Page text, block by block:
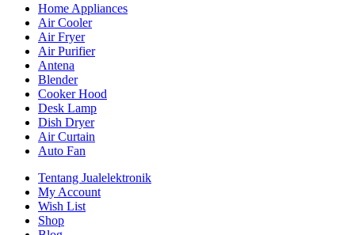
Home Appliances
Air Cooler
Air Fryer
Air Purifier
Antena
Blender
Cooker Hood
Desk Lamp
Dish Dryer
Air Curtain
Auto Fan
Tentang Jualelektronik
My Account
Wish List
Shop